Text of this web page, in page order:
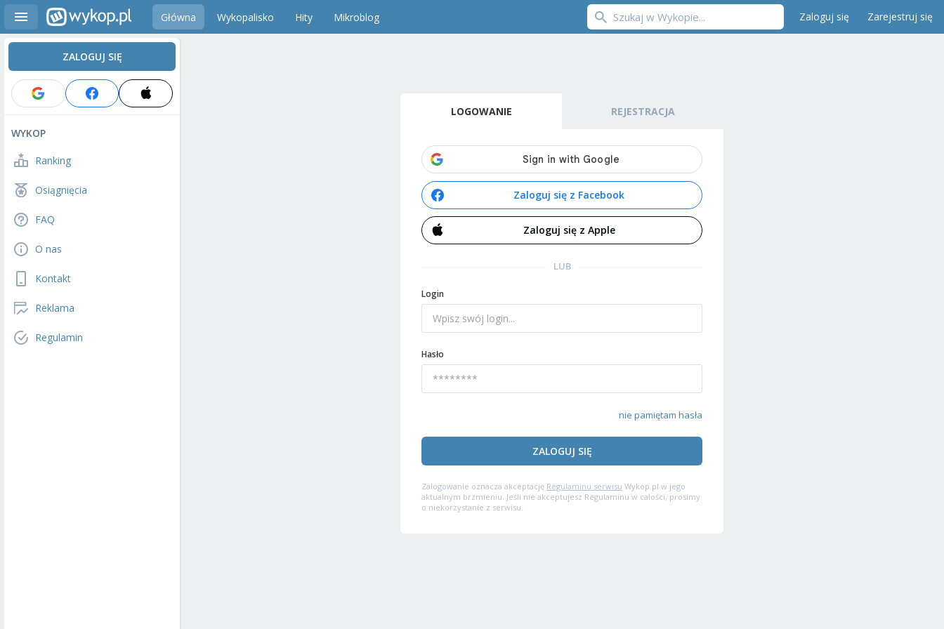
Główna Wykopalisko Hity Mikroblog Zaloguj się Zarejestruj się
ZALOGUJ SIĘ
WYKOP
Ranking
Osiągnięcia
FAQ
O nas
Kontakt
Reklama
Regulamin
LOGOWANIE REJESTRACJA
Zaloguj się z Facebook
Zaloguj się z Apple
LUB
Login
Hasło
nie pamiętam hasła
ZALOGUJ SIĘ
Zalogowanie oznacza akceptację Regulaminu serwisu Wykop.pl w jego
aktualnym brzmieniu. Jeśli nie akceptujesz Regulaminu w całości, prosimy
o niekorzystanie z serwisu.